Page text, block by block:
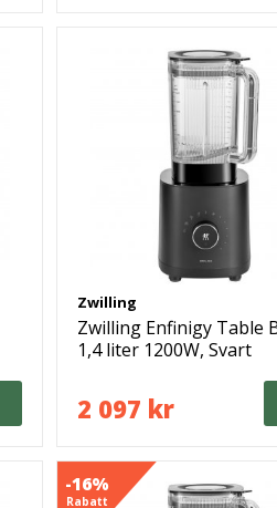
Zwilling
Zwilling Enfinigy Table
1,4 liter 1200W, Svart
2 097 kr
-16%
Rabatt